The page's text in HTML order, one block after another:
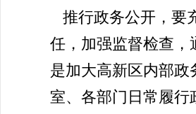
推行政务公开，要
任，加强监督检查，
是加大高新区内部
室、各部门日常履